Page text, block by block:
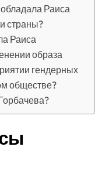
Раиса
страны?
Раиса
образа
гендерных
обществе?